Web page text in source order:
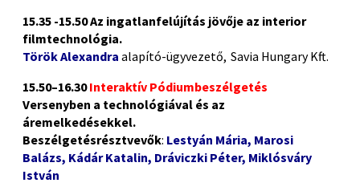
15.35 -15.50 Az ingatlanfelújítás jövője az interior
filmtechnológia.
Török Alexandra alapító-ügyvezető, Savia Hungary Kft.
15.50–16.30Interaktív Pódiumbeszélgetés
Versenyben a technológiával és az
áremelkedésekkel.
Beszélgetésrésztvevők: Lestyán Mária, Marosi
Balázs, Kádár Katalin, Dráviczki Péter, Miklósváry
István